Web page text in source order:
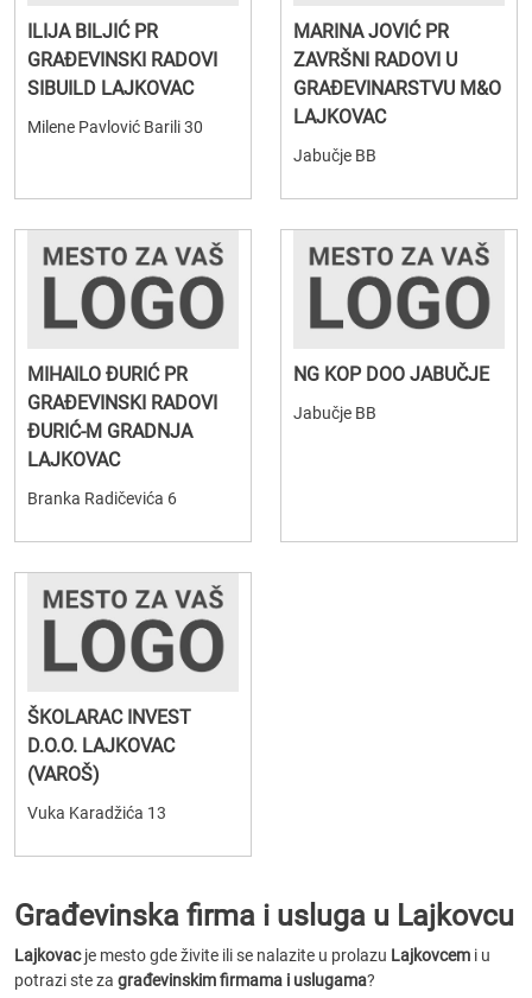
ILIJA BILJIĆ PR
GRAĐEVINSKI RADOVI
SIBUILD LAJKOVAC
Milene Pavlović Barili 30
MARINA JOVIĆ PR
ZAVRŠNI RADOVI U
GRAĐEVINARSTVU M&O
LAJKOVAC
Jabučje BB
MIHAILO ĐURIĆ PR
GRAĐEVINSKI RADOVI
ĐURIĆ-M GRADNJA
LAJKOVAC
Branka Radičevića 6
NG KOP DOO JABUČJE
Jabučje BB
ŠKOLARAC INVEST
D.O.O. LAJKOVAC
(VAROŠ)
Vuka Karadžića 13
Građevinska firma i usluga u Lajkovcu
Lajkovacje mesto gde živite ili se nalazite u prolazu Lajkovcem i u
potrazi ste za građevinskim firmama i uslugama?